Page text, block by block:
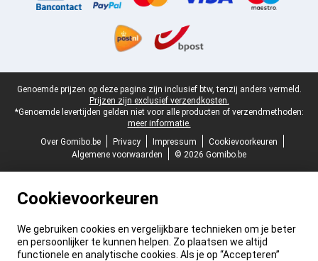
Juridische voettekst
Genoemde prijzen op deze pagina zijn inclusief btw, tenzij anders vermeld.
Prijzen zijn exclusief verzendkosten.
*Genoemde levertijden gelden niet voor alle producten of verzendmethoden:
meer informatie.
Over Gomibo.be
Privacy Impressum
Cookievoorkeuren
Algemene voorwaarden
© 2026 Gomibo.be
Cookievoorkeuren
We gebruiken cookies en vergelijkbare technieken om je beter
en persoonlijker te kunnen helpen. Zo plaatsen we altijd
functionele en analytische cookies. Als je op “Accepteren”